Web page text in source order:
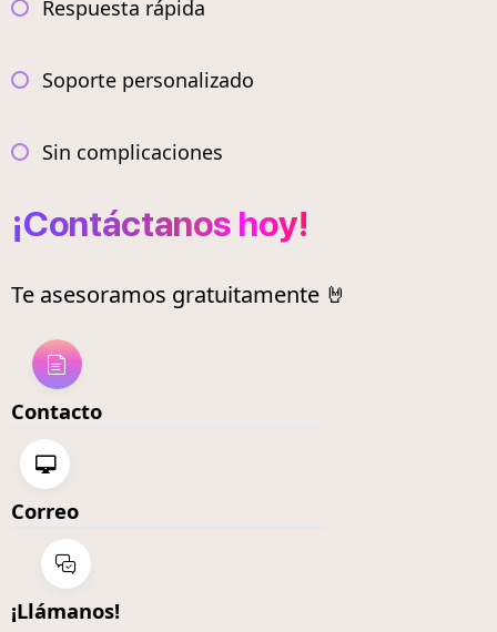
Respuesta rápida
Soporte personalizado
Sin complicaciones
¡Contáctanos hoy!
Te asesoramos gratuitamente 🤘
Contacto
Correo
¡Llámanos!